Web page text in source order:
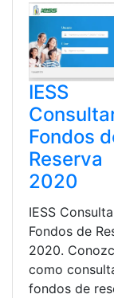
IESS
Fondos
Reserva
2020
IESS
Fondos de
2020.
como
fondos de